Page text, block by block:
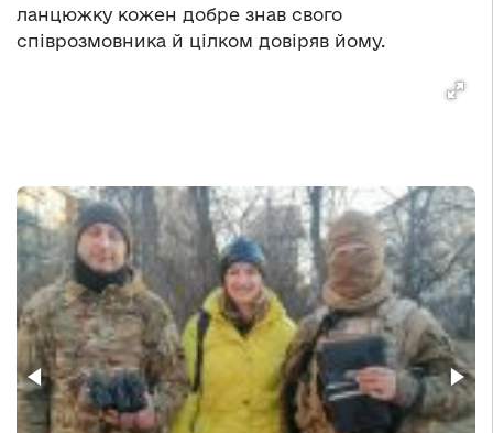
ланцюжку кожен добре знав свого
співрозмовника й цілком довіряв йому.